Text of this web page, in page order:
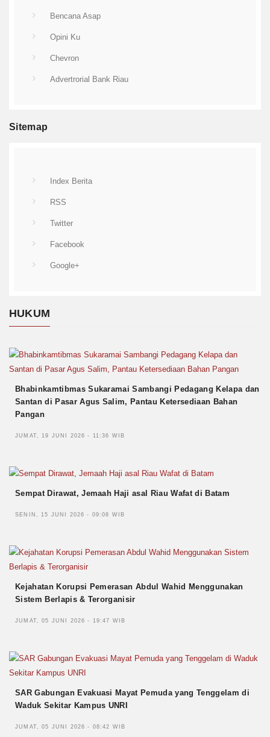
Bencana Asap
Opini Ku
Chevron
Advertrorial Bank Riau
Sitemap
Index Berita
RSS
Twitter
Facebook
Google+
HUKUM
Bhabinkamtibmas Sukaramai Sambangi Pedagang Kelapa dan
Santan di Pasar Agus Salim, Pantau Ketersediaan Bahan
Pangan
JUMAT, 19 JUNI 2026 - 11:36 WIB
Sempat Dirawat, Jemaah Haji asal Riau Wafat di Batam
SENIN, 15 JUNI 2026 - 09:08 WIB
Kejahatan Korupsi Pemerasan Abdul Wahid Menggunakan
Sistem Berlapis & Terorganisir
JUMAT, 05 JUNI 2026 - 19:47 WIB
SAR Gabungan Evakuasi Mayat Pemuda yang Tenggelam di
Waduk Sekitar Kampus UNRI
JUMAT, 05 JUNI 2026 - 08:42 WIB